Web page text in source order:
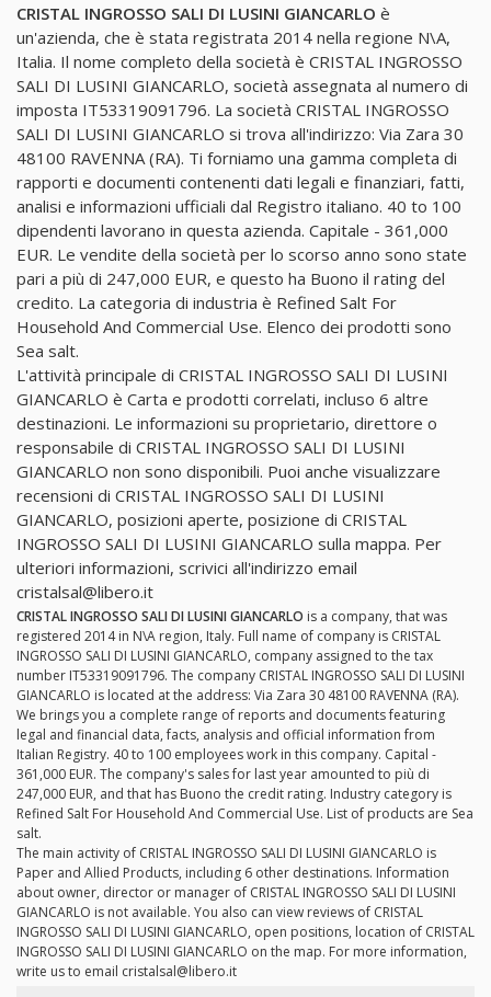
CRISTAL INGROSSO SALI DI LUSINI GIANCARLO è
un'azienda, che è stata registrata 2014 nella regione N\A,
Italia. Il nome completo della società è CRISTAL INGROSSO
SALI DI LUSINI GIANCARLO, società assegnata al numero di
imposta IT53319091796. La società CRISTAL INGROSSO
SALI DI LUSINI GIANCARLO si trova all'indirizzo: Via Zara 30
48100 RAVENNA (RA). Ti forniamo una gamma completa di
rapporti e documenti contenenti dati legali e finanziari, fatti,
analisi e informazioni ufficiali dal Registro italiano. 40 to 100
dipendenti lavorano in questa azienda. Capitale - 361,000
EUR. Le vendite della società per lo scorso anno sono state
pari a più di 247,000 EUR, e questo ha Buono il rating del
credito. La categoria di industria è Refined Salt For
Household And Commercial Use. Elenco dei prodotti sono
Sea salt.
L'attività principale di CRISTAL INGROSSO SALI DI LUSINI
GIANCARLO è Carta e prodotti correlati, incluso 6 altre
destinazioni. Le informazioni su proprietario, direttore o
responsabile di CRISTAL INGROSSO SALI DI LUSINI
GIANCARLO non sono disponibili. Puoi anche visualizzare
recensioni di CRISTAL INGROSSO SALI DI LUSINI
GIANCARLO, posizioni aperte, posizione di CRISTAL
INGROSSO SALI DI LUSINI GIANCARLO sulla mappa. Per
ulteriori informazioni, scrivici all'indirizzo email
cristalsal@libero.it
CRISTAL INGROSSO SALI DI LUSINI GIANCARLO is a company, that was
registered 2014 in N\A region, Italy. Full name of company is CRISTAL
INGROSSO SALI DI LUSINI GIANCARLO, company assigned to the tax
number IT53319091796. The company CRISTAL INGROSSO SALI DI LUSINI
GIANCARLO is located at the address: Via Zara 30 48100 RAVENNA (RA).
We brings you a complete range of reports and documents featuring
legal and financial data, facts, analysis and official information from
Italian Registry. 40 to 100 employees work in this company. Capital -
361,000 EUR. The company's sales for last year amounted to più di
247,000 EUR, and that has Buono the credit rating. Industry category is
Refined Salt For Household And Commercial Use. List of products are Sea
salt.
The main activity of CRISTAL INGROSSO SALI DI LUSINI GIANCARLO is
Paper and Allied Products, including 6 other destinations. Information
about owner, director or manager of CRISTAL INGROSSO SALI DI LUSINI
GIANCARLO is not available. You also can view reviews of CRISTAL
INGROSSO SALI DI LUSINI GIANCARLO, open positions, location of CRISTAL
INGROSSO SALI DI LUSINI GIANCARLO on the map. For more information,
write us to email cristalsal@libero.it